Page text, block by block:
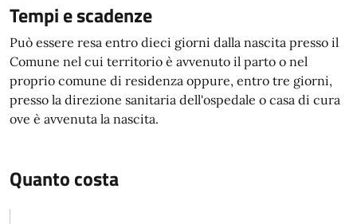
Tempi e scadenze
Può essere resa entro dieci giorni dalla nascita presso il
Comune nel cui territorio è avvenuto il parto o nel
proprio comune di residenza oppure, entro tre giorni,
presso la direzione sanitaria dell'ospedale o casa di cura
ove è avvenuta la nascita.
Quanto costa